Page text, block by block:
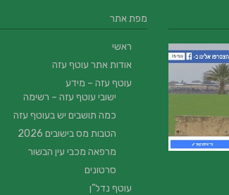
מפת אתר
ראשי
אודות אתר עוטף עזה
עוטף עזה – מידע
ישובי עוטף עזה – רשימה
כמה תושבים יש בעוטף עזה
הטבות מס בישובים 2026
מרפאה מכבי עין הבשור
סרטונים
עוטף נדל”ן